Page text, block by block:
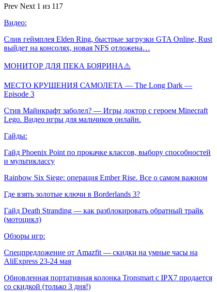
Prev Next 1 из 117
Видео:
Слив геймплея Elden Ring, быстрые загрузки GTA Online, Rust
выйдет на консолях, новая NFS отложена…
МОНИТОР ДЛЯ ПЕКА БОЯРИНА⚠️
МЕСТО КРУШЕНИЯ САМОЛЕТА — The Long Dark —
Episode 3
Стив Майнкрафт заболел? — Игры доктор с героем Minecraft
Lego. Видео игры для мальчиков онлайн.
Гайды:
Гайд Phoenix Point по прокачке классов, выбору способностей
и мультиклассу
Rainbow Six Siege: операция Ember Rise. Все о самом важном
Где взять золотые ключи в Borderlands 3?
Гайд Death Stranding — как разблокировать обратный трайк
(мотоцикл)
Обзоры игр:
Спецпредложение от Amazfit — скидки на умные часы на
AliExpress 23-24 мая
Обновленная портативная колонка Tronsmart с IPX7 продается
со скидкой (только 3 дня!)